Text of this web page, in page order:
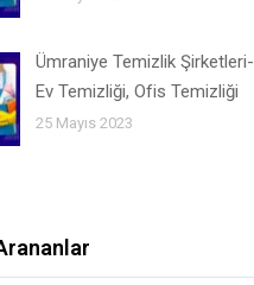
Ümraniye Temizlik Şirketleri-
Ev Temizliği, Ofis Temizliği
25 Mayıs 2023